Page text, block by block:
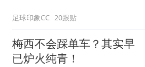
足球印象CC 20跟贴
梅西不会踩单车？其实早
已炉火纯青！